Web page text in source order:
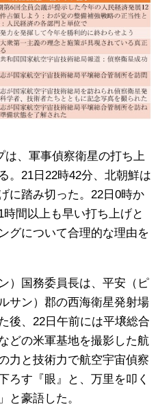
、軍事偵察衛星の打ち上
。21日22時42分、北朝鮮は
に踏み切った。22日0時か
間以上も早い打ち上げと
グについて合理的な理由を
）国務委員長は、平安（ピ
サン）郡の西海衛星発射場
後、22日午前には平壌総合
どの米軍基地を撮影した航
力と技術力で航空宇宙偵察
ろす『眼』と、万里を叩く
と豪語した。